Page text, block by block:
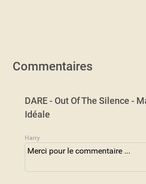
Commentaires
DARE - Out Of The Silence -
Idéale
Harry
Merci pour le commentaire ...